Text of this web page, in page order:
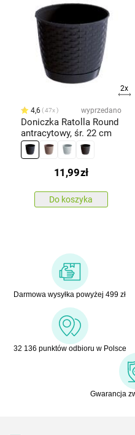
2x
4,6 47x wyprzedano
Doniczka Ratolla Round
antracytowy, śr. 22 cm
11,99zł
Do koszyka
Darmowa wysyłka powyżej 499 zł
32 136 punktów odbioru w Polsce
Gwarancja